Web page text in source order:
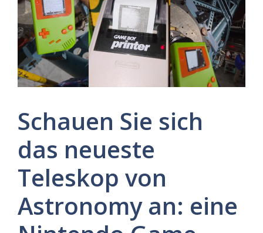
Schauen Sie sich
das neueste
Teleskop von
Astronomy an: eine